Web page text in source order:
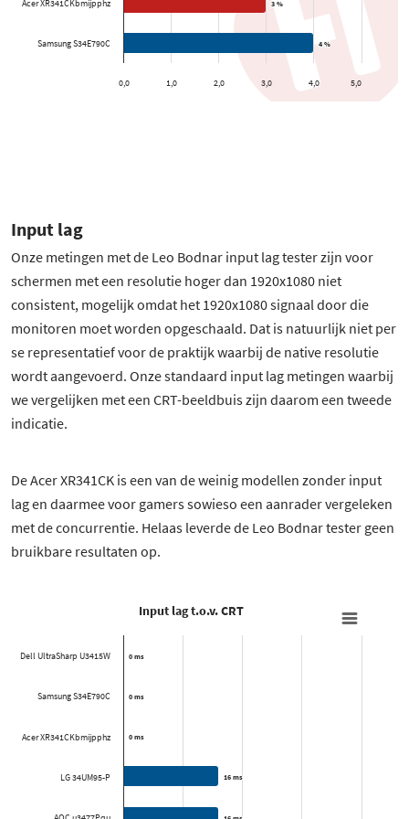
3 %
3 %
4 %
4 %
0,0 1,0 2,0 3,0 4,0 5,0
Acer XR341CKbmijpphz
Samsung S34E790C
Input lag
Onze metingen met de Leo Bodnar input lag tester zijn voor
schermen met een resolutie hoger dan 1920x1080 niet
consistent, mogelijk omdat het 1920x1080 signaal door die
monitoren moet worden opgeschaald. Dat is natuurlijk niet per
se representatief voor de praktijk waarbij de native resolutie
wordt aangevoerd. Onze standaard input lag metingen waarbij
we vergelijken met een CRT-beeldbuis zijn daarom een tweede
indicatie.
De Acer XR341CK is een van de weinig modellen zonder input
lag en daarmee voor gamers sowieso een aanrader vergeleken
met de concurrentie. Helaas leverde de Leo Bodnar tester geen
bruikbare resultaten op.
Input lag t.o.v. CRT
0 ms
0 ms
0 ms
0 ms
0 ms
0 ms
16 ms
16 ms
Dell UltraSharp U3415W
Samsung S34E790C
Acer XR341CKbmijpphz
LG 34UM95-P